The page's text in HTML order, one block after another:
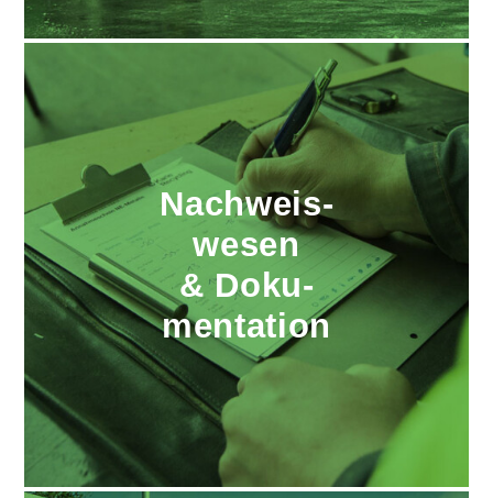
Nachweis­
wesen
& Doku­
mentation